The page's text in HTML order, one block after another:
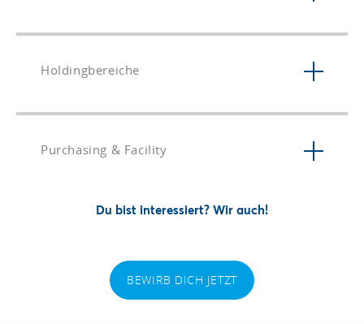
Holdingbereiche
Purchasing & Facility
Du bist interessiert? Wir auch!
BEWIRB DICH JETZT